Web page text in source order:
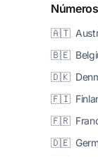
🇦🇹
🇧🇪
🇩🇰
🇫🇮
🇫🇷
🇩🇪